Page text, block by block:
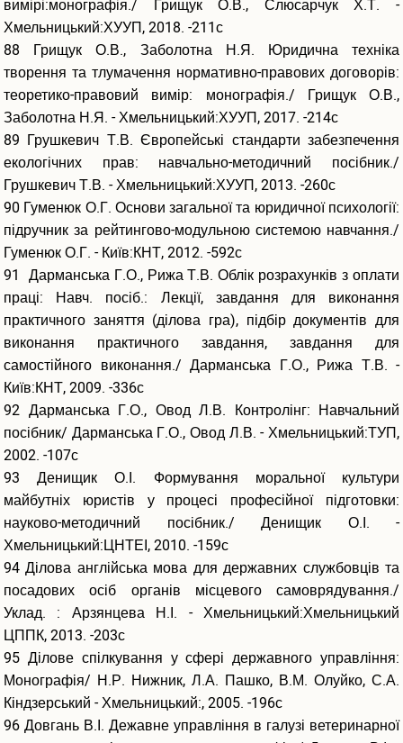
вимірі:монографія./ Грищук О.В., Слюсарчук Х.Т. -
Хмельницький:ХУУП, 2018. -211с
88 Грищук О.В., Заболотна Н.Я. Юридична техніка
творення та тлумачення нормативно-правових договорів:
теоретико-правовий вимір: монографія./ Грищук О.В.,
Заболотна Н.Я. - Хмельницький:ХУУП, 2017. -214с
89 Грушкевич Т.В. Європейські стандарти забезпечення
екологічних прав: навчально-методичний посібник./
Грушкевич Т.В. - Хмельницький:ХУУП, 2013. -260с
90 Гуменюк О.Г. Основи загальної та юридичної психології:
підручник за рейтингово-модульною системою навчання./
Гуменюк О.Г. - Київ:КНТ, 2012. -592с
91 Дарманська Г.О., Рижа Т.В. Облік розрахунків з оплати
праці: Навч. посіб.: Лекції, завдання для виконання
практичного заняття (ділова гра), підбір документів для
виконання практичного завдання, завдання для
самостійного виконання./ Дарманська Г.О., Рижа Т.В. -
Київ:КНТ, 2009. -336с
92 Дарманська Г.О., Овод Л.В. Контролінг: Навчальний
посібник/ Дарманська Г.О., Овод Л.В. - Хмельницький:ТУП,
2002. -107с
93 Денищик О.І. Формування моральної культури
майбутніх юристів у процесі професійної підготовки:
науково-методичний посібник./ Денищик О.І. -
Хмельницький:ЦНТЕІ, 2010. -159с
94 Ділова англійська мова для державних службовців та
посадових осіб органів місцевого самоврядування./
Уклад. : Арзянцева Н.І. - Хмельницький:Хмельницький
ЦППК, 2013. -203с
95 Ділове спілкування у сфері державного управління:
Монографія/ Н.Р. Нижник, Л.А. Пашко, В.М. Олуйко, С.А.
Кіндзерський - Хмельницький:, 2005. -196с
96 Довгань В.І. Дежавне управління в галузі ветеринарної